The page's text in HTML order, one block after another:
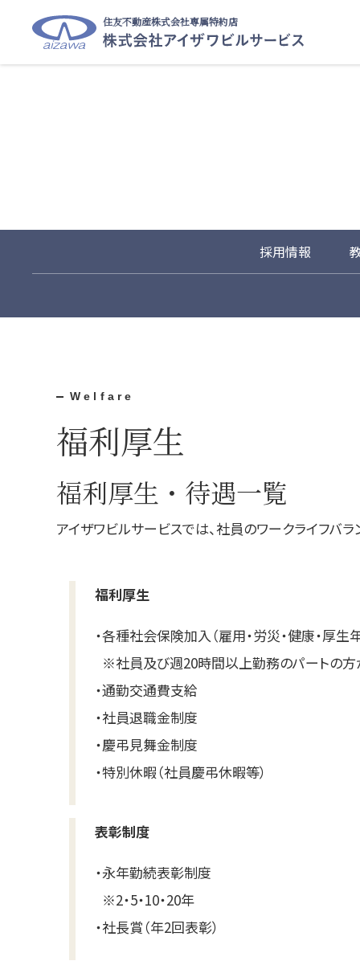
住友不動産株式会社専属特約店
採用情報
Welfare
福利厚生
福利厚生・待遇一覧
アイザワビルサービスでは、社員のワークライフバ
福利厚生
・各種社会保険加入（雇用・労災・健康・厚生
※社員及び週20時間以上勤務のパートの
・通勤交通費支給
・社員退職金制度
・慶弔見舞金制度
・特別休暇（社員慶弔休暇等）
表彰制度
・永年勤続表彰制度
※2・5・10・20年
・社長賞（年2回表彰）